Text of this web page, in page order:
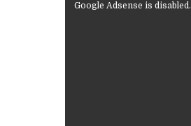
Google Adsense is disabled.